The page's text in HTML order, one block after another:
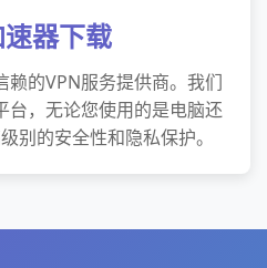
器下载
赖的VPN服务提供商。我们
台，无论您使用的是电脑还
别的安全性和隐私保护。